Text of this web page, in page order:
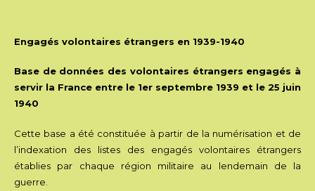
Engagés volontaires étrangers en 1939-1940
Base de données des volontaires étrangers engagés à
servir la France entre le 1er septembre 1939 et le 25 juin
1940
Cette base a été constituée à partir de la numérisation et de
l’indexation des listes des engagés volontaires étrangers
établies par chaque région militaire au lendemain de la
guerre.